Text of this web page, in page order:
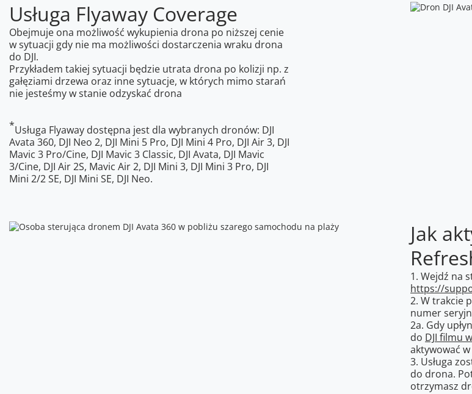
Usługa Flyaway Coverage
Obejmuje ona możliwość wykupienia drona po niższej cenie
w sytuacji gdy nie ma możliwości dostarczenia wraku drona
do DJI.
Przykładem takiej sytuacji będzie utrata drona po kolizji np. z
gałęziami drzewa oraz inne sytuacje, w których mimo starań
nie jesteśmy w stanie odzyskać drona
*Usługa Flyaway dostępna jest dla wybranych dronów: DJI
Avata 360, DJI Neo 2, DJI Mini 5 Pro, DJI Mini 4 Pro, DJI Air 3, DJI
Mavic 3 Pro/Cine, DJI Mavic 3 Classic, DJI Avata, DJI Mavic
3/Cine, DJI Air 2S, Mavic Air 2, DJI Mini 3, DJI Mini 3 Pro, DJI
Mini 2/2 SE, DJI Mini SE, DJI Neo.
Jak
1. Wejdź na
https://
2. W trakcie
numer
2a. Gdy
do DJI filmu
aktywować
3. Usługa
do drona.
otrzymasz